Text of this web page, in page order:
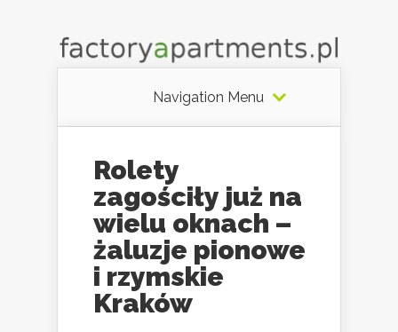
Navigation Menu
Rolety
zagościły już na
wielu oknach –
żaluzje pionowe
i rzymskie
Kraków